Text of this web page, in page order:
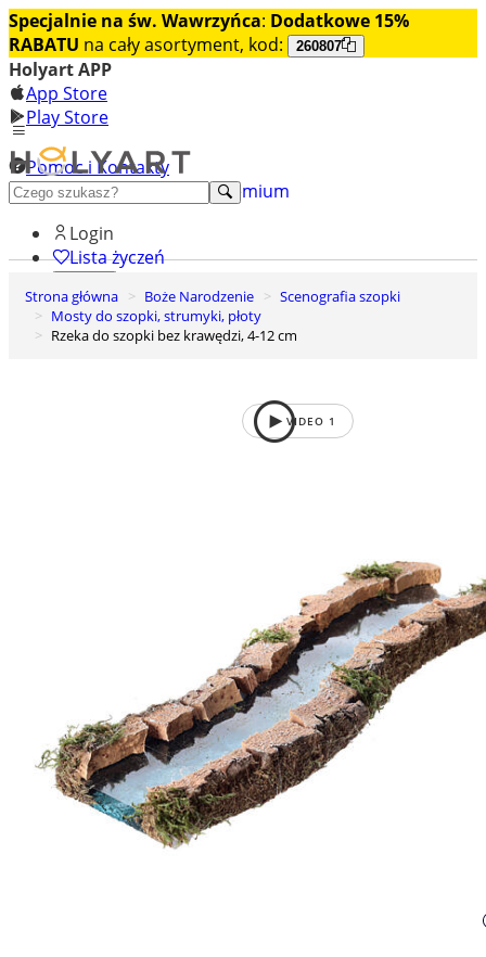
Specjalnie na św. Wawrzyńca: Dodatkowe 15%
RABATU na cały asortyment, kod: 260807
Holyart APP
App Store
Play Store
Pomoc i Kontakty
+48 222 922 860
Odkryj premium
Login
Lista życzeń
0
Koszyk
Strona główna Boże Narodzenie
Scenografia szopki
Mosty do szopki, strumyki, płoty
Rzeka do szopki bez krawędzi, 4-12 cm
VIDEO 1